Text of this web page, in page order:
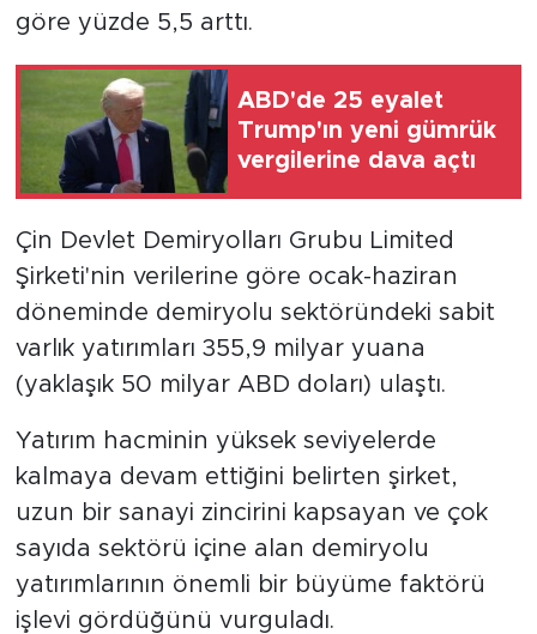
göre yüzde 5,5 arttı.
ABD'de 25 eyalet
Trump'ın yeni gümrük
vergilerine dava açtı
Çin Devlet Demiryolları Grubu Limited
Şirketi'nin verilerine göre ocak-haziran
döneminde demiryolu sektöründeki sabit
varlık yatırımları 355,9 milyar yuana
(yaklaşık 50 milyar ABD doları) ulaştı.
Yatırım hacminin yüksek seviyelerde
kalmaya devam ettiğini belirten şirket,
uzun bir sanayi zincirini kapsayan ve çok
sayıda sektörü içine alan demiryolu
yatırımlarının önemli bir büyüme faktörü
işlevi gördüğünü vurguladı.
Seyahat